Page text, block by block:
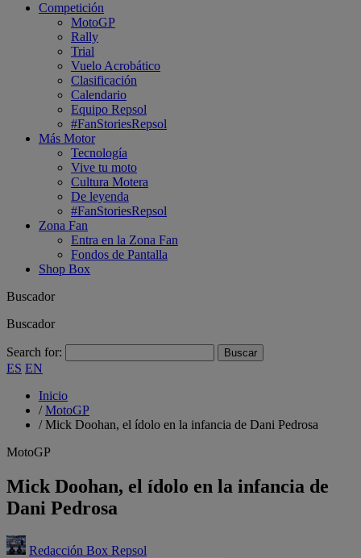
Competición
MotoGP
Rally
Trial
Vuelo Acrobático
Clasificación
Calendario
Equipo Repsol
#FanStoriesRepsol
Más Motor
Tecnología
Vive tu moto
Cultura Motera
De leyenda
#FanStoriesRepsol
Zona Fan
Entra en la Zona Fan
Fondos de Pantalla
Shop Box
Buscador
Buscador
Search for:
ES EN
Inicio
/MotoGP
/Mick Doohan, el ídolo en la infancia de Dani Pedrosa
MotoGP
Mick Doohan, el ídolo en la infancia de
Dani Pedrosa
Redacción Box Repsol